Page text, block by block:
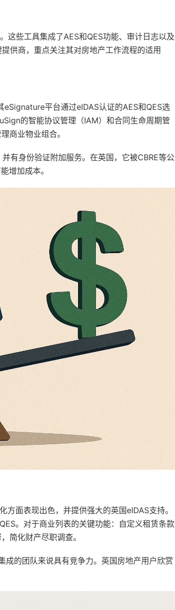
这些工具集成了AES和QES功能、审计日志以及
供商，重点关注其对房地产工作流程的适用
平台通过eIDAS认证的AES和QES选
的智能协议管理（IAM）和合同生命周期管
商业物业组合。
有身份验证附加服务。在英国，它被CBRE等公
增加成本。
面表现出色，并提供强大的英国eIDAS支持。
。对于商业列表的关键功能：自定义租赁条款
简化财产尽职调查。
的团队来说具有竞争力。英国房地产用户欣赏